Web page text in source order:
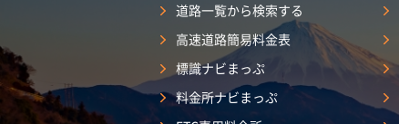
道路一覧から検索する
高速道路簡易料金表
標識ナビまっぷ
料金所ナビまっぷ